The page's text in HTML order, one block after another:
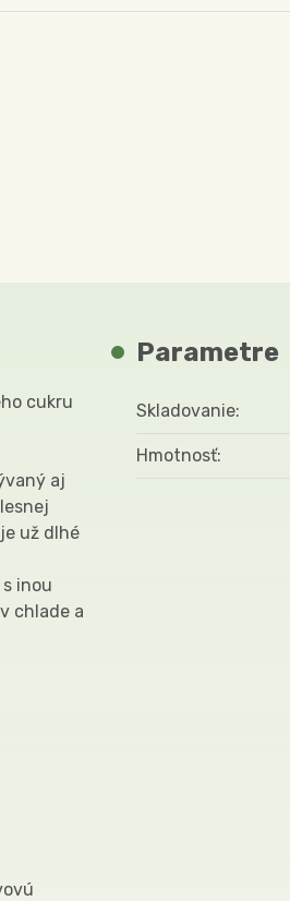
cukru
aj
už dlhé
inou
chlade a
Parametre
Skladovanie
Hmotnosť